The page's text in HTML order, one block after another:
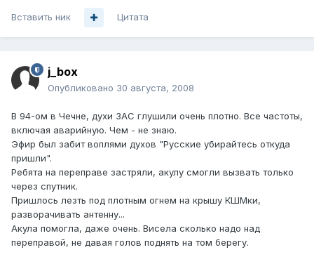
Вставить ник Цитата
j_box
Опубликовано 30 августа, 2008
В 94-ом в Чечне, духи ЗАС глушили очень плотно. Все частоты,
включая аварийную. Чем - не знаю.
Эфир был забит воплями духов "Русские убирайтесь откуда
пришли".
Ребята на переправе застряли, акулу смогли вызвать только
через спутник.
Пришлось лезть под плотным огнем на крышу КШМки,
разворачивать антенну...
Акула помогла, даже очень. Висела сколько надо над
переправой, не давая голов поднять на том берегу.